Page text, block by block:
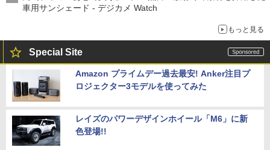
車用サンシェード - デジカメ Watch
もっと見る
Special Site
Amazon プライムデー過去最安! Anker注目プ
ロジェクター3モデルを使ってみた
レイズのパワーデザインホイール「M6」に新
色登場!!